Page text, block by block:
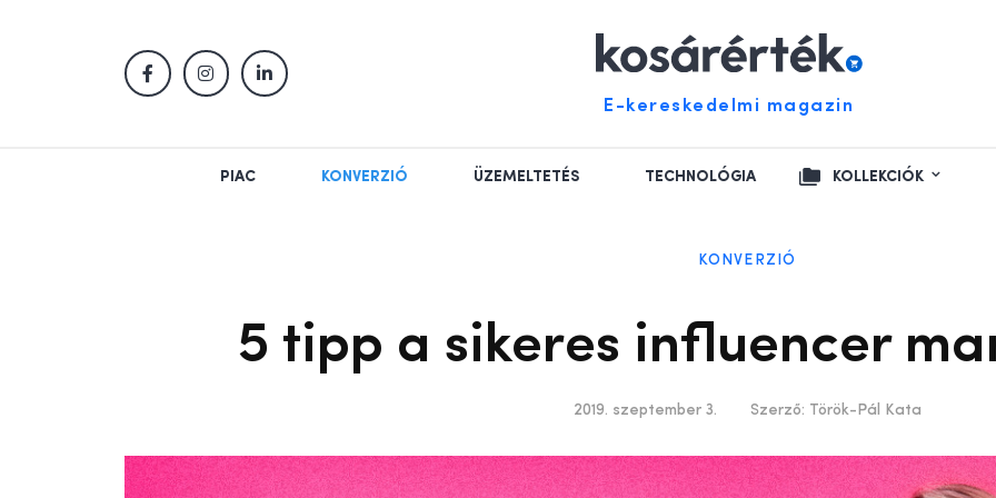
E-kereskedelmi magazin
PIAC KONVERZIÓ ÜZEMELTETÉS TECHNOLÓGIA KOLLEKCIÓK
KONVERZIÓ
5 tipp a sikeres influencer
2019. szeptember 3. Szerző: Török-Pál Kata